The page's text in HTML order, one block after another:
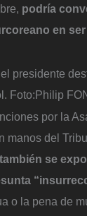
podría
en
presidente
Foto:Philip
por la
manos del
se
o la pena de